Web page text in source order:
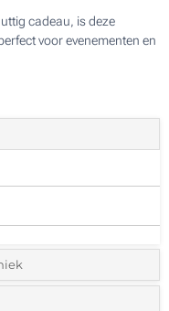
cadeau, is deze
voor evenementen en
logo: